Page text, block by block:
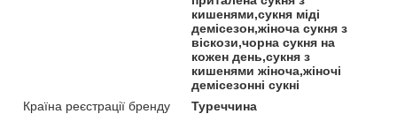
кишенями,сукня міді
демісезон,жіноча сукня з
віскози,чорна сукня на
кожен день,сукня з
кишенями жіноча,жіночі
демісезонні сукні
Країна реєстрації бренду
Туреччина